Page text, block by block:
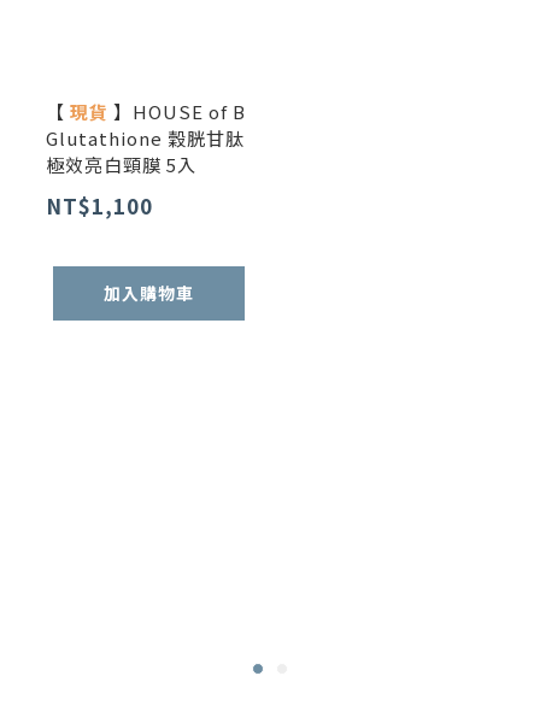
【 現貨 】HOUSE of B
Glutathione 穀胱甘肽
極效亮白頸膜 5入
NT$1,100
加入購物車